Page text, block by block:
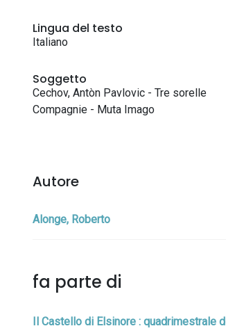
Lingua del testo
Italiano
Soggetto
Cechov, Antòn Pavlovic - Tre sorelle
Compagnie - Muta Imago
Autore
Alonge, Roberto
fa parte di
Il Castello di Elsinore : quadrimestrale